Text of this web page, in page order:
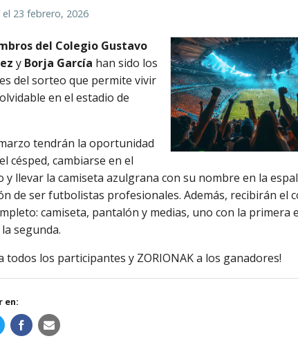
23 febrero, 2026
del Colegio Gustavo
y Borja García han sido los
del sorteo que permite vivir
en el estadio de
tendrán la oportunidad
césped, cambiarse en el
y llevar la camiseta azulgrana con su nombre en la
de ser futbolistas profesionales. Además, recibirán el
camiseta, pantalón y medias, uno con la primera
segunda.
todos los participantes y ZORIONAK a los ganadores!
en: